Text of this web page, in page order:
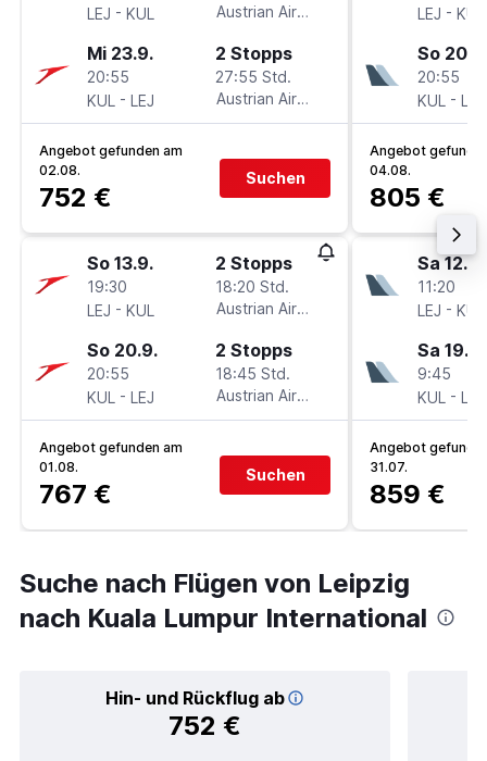
LEJ - KUL
Austrian Airlines
Mi 23.9.
20:55
KUL - LEJ
2 Stopps
27:55 Std.
Austrian Airlines
Angebot gefunden am
02.08.
752 €
Suchen
So 13.9.
19:30
LEJ - KUL
2 Stopps
18:20 Std.
Austrian Airlines
So 20.9.
20:55
KUL - LEJ
2 Stopps
18:45 Std.
Austrian Airlines
Angebot gefunden am
01.08.
767 €
Suchen
LEJ - KUL
So 20.9.
20:55
KUL - LEJ
Angebot
04.08.
805 €
Sa 12.9.
11:20
LEJ - KUL
Sa 19.9.
9:45
KUL - LEJ
Angebot
31.07.
859 €
Suche nach Flügen von Leipzig
nach Kuala Lumpur International
Hin- und Rückflug ab
752 €